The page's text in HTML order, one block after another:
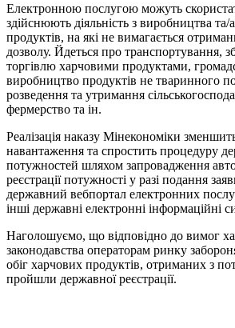
Електронною послугою можуть
здійснюють діяльність з виробництва та/
продуктів, на які не вимагається
дозволу. Йдеться про транспортування,
торгівлю харчовими продуктами,
виробництво продуктів не тваринного
розведення та утримання
фермерство та ін.
Реалізація наказу Мінекономіки
навантаження та спростить процедуру
потужностей шляхом запровадження
реєстрації потужності у разі подання
державний вебпортал електронних
інші державні електронні інформаційні
Наголошуємо, що відповідно до вимог
законодавства операторам ринку
обіг харчових продуктів, отриманих з
пройшли державної реєстрації.